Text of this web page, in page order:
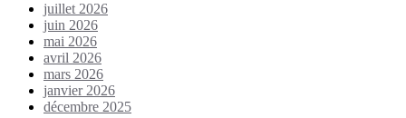
juillet 2026
juin 2026
mai 2026
avril 2026
mars 2026
janvier 2026
décembre 2025